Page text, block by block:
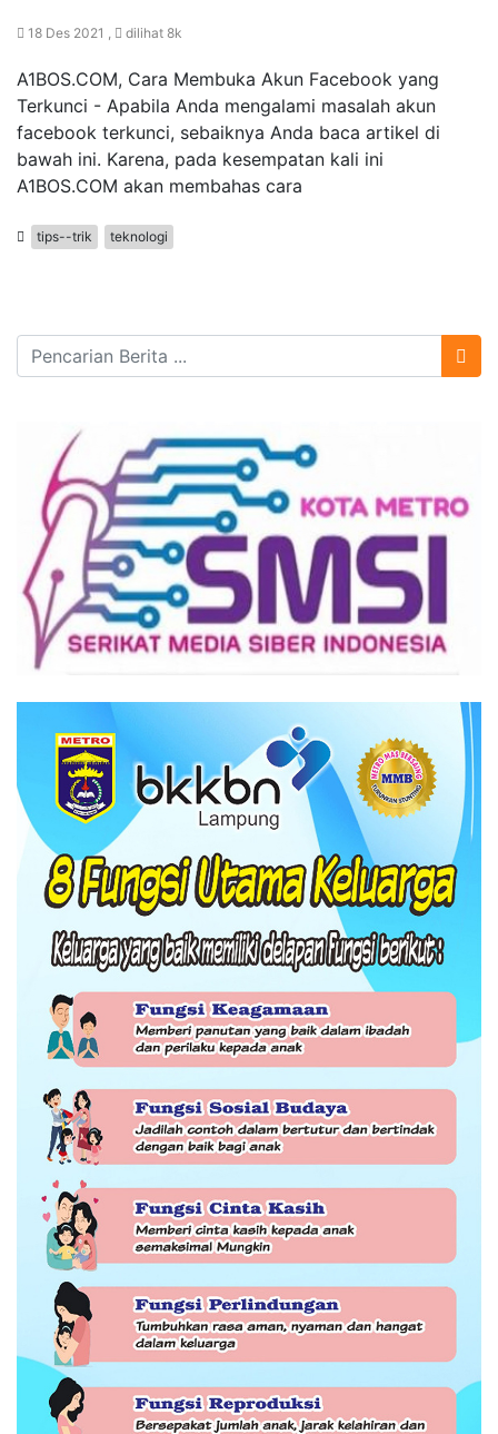
18 Des 2021 , dilihat 8k
A1BOS.COM, Cara Membuka Akun Facebook yang
Terkunci - Apabila Anda mengalami masalah akun
facebook terkunci, sebaiknya Anda baca artikel di
bawah ini. Karena, pada kesempatan kali ini
A1BOS.COM akan membahas cara
tips--trik teknologi